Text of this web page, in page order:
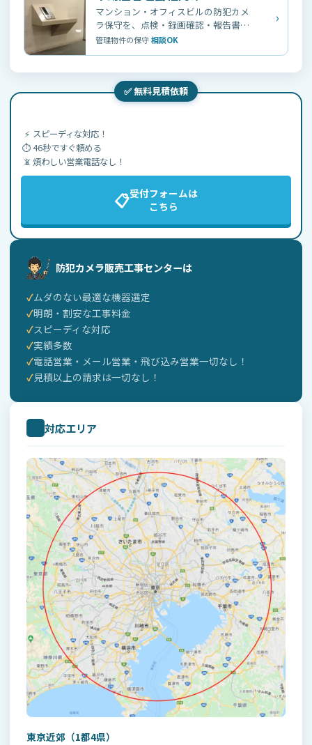
マンション・オフィスビルの防犯カメ
ラ保守を、点検・録画確認・報告書発
行まで外注できます。
管理物件の保守相談OK
›
✅ 無料見積依頼
⚡ スピーディな対応！
⏱️46秒ですぐ頼める
📵 煩わしい営業電話なし！
📋受付フォームは
こちら
防犯カメラ販売工事センターは
ムダのない最適な機器選定
明朗・割安な工事料金
スピーディな対応
実績多数
電話営業・メール営業・飛び込み営業一切なし！
見積以上の請求は一切なし！
対応エリア
東京近郊（1都4県）